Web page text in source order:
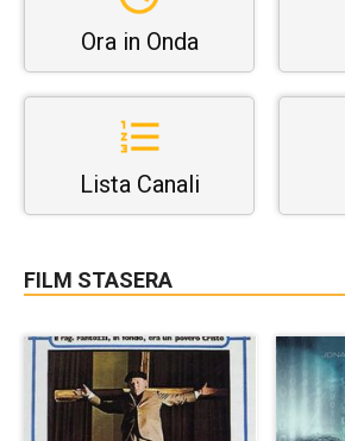
Ora in Onda
Lista Canali
FILM STASERA